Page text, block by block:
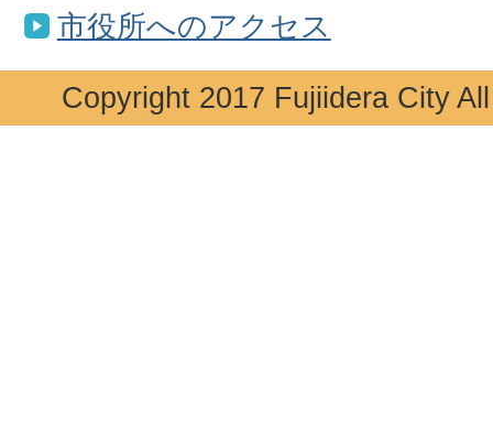
市役所へのアクセス
Copyright 2017 Fujiidera City